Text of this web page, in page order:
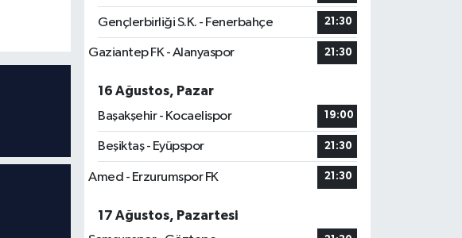
Gençlerbirliği S.K. - Fenerbahçe 21:30
Gaziantep FK - Alanyaspor 21:30
16 Ağustos, Pazar
Başakşehir - Kocaelispor
19:00
Beşiktaş - Eyüpspor 21:30
Amed - Erzurumspor FK 21:30
17 Ağustos, Pazartesi